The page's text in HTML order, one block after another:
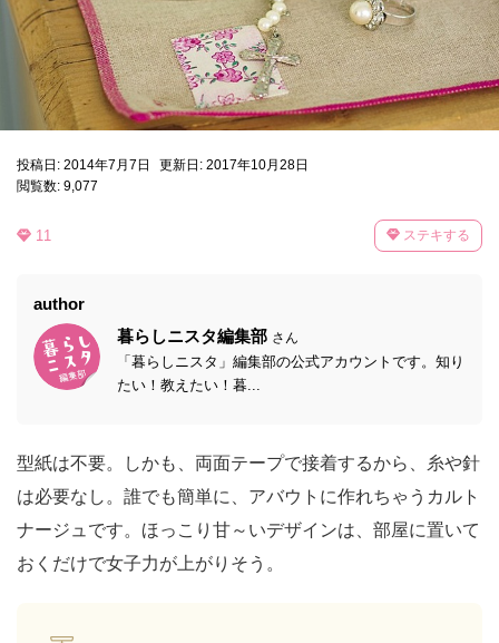
投稿日: 2014年7月7日
更新日: 2017年10月28日
閲覧数: 9,077
11 ステキする
author
暮らしニスタ編集部 さん
「暮らしニスタ」編集部の公式アカウントです。知り
たい！教えたい！暮...
型紙は不要。しかも、両面テープで接着するから、糸や針
は必要なし。誰でも簡単に、アバウトに作れちゃうカルト
ナージュです。ほっこり甘～いデザインは、部屋に置いて
おくだけで女子力が上がりそう。